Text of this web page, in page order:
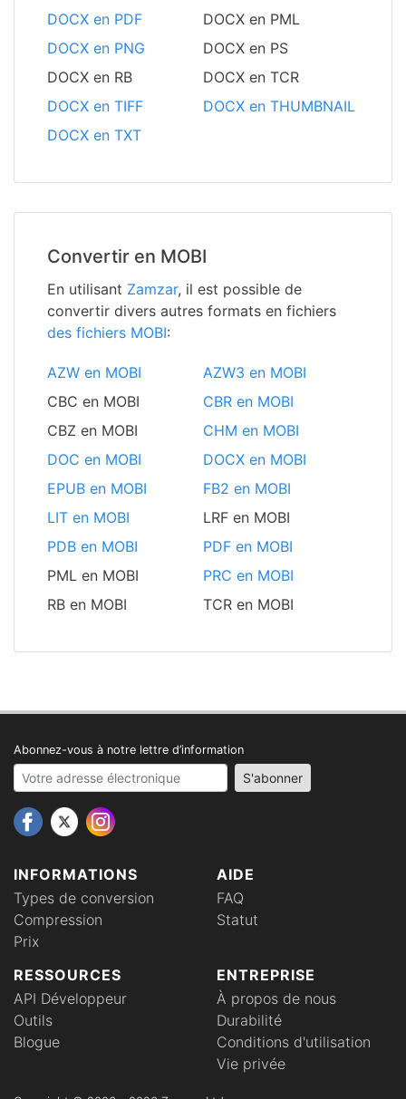
DOCX en PDF
DOCX en PML
DOCX en PNG
DOCX en PS
DOCX en RB
DOCX en TCR
DOCX en TIFF
DOCX en THUMBNAIL
DOCX en TXT
Convertir en MOBI
En utilisant Zamzar, il est possible de
convertir divers autres formats en fichiers
des fichiers MOBI:
AZW en MOBI
AZW3 en MOBI
CBC en MOBI
CBR en MOBI
CBZ en MOBI
CHM en MOBI
DOC en MOBI
DOCX en MOBI
EPUB en MOBI
FB2 en MOBI
LIT en MOBI
LRF en MOBI
PDB en MOBI
PDF en MOBI
PML en MOBI
PRC en MOBI
RB en MOBI
TCR en MOBI
INFORMATIONS
Types de conversion
Compression
Prix
AIDE
FAQ
Statut
RESSOURCES
API Développeur
Outils
Blogue
ENTREPRISE
À propos de nous
Durabilité
Conditions d'utilisation
Vie privée
Abonnez-vous à notre lettre d’information
Your email address S'abonner